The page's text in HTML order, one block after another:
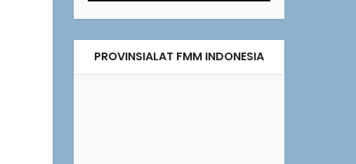
PROVINSIALAT FMM INDONESIA